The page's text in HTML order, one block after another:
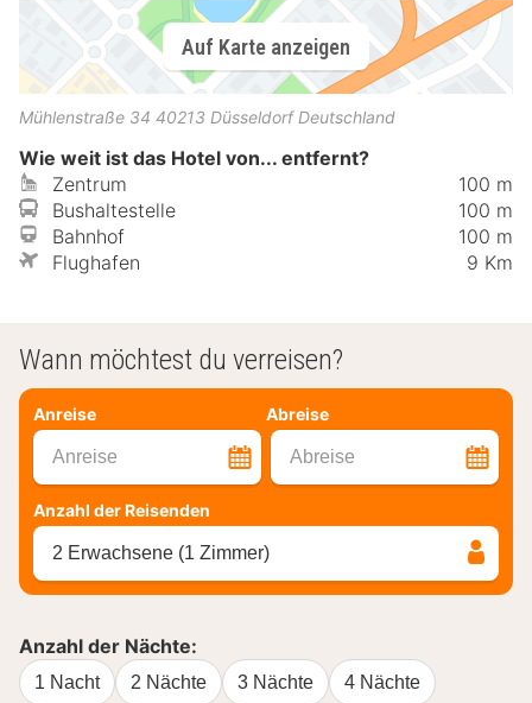
Auf Karte anzeigen
Mühlenstraße 34 40213 Düsseldorf Deutschland
Wie weit ist das Hotel von... entfernt?
Zentrum
100 m
Bushaltestelle
100 m
Bahnhof
100 m
Flughafen
9 Km
Wann möchtest du verreisen?
Anreise Abreise
Anreise Abreise
Anzahl der Reisenden
2 Erwachsene (1 Zimmer)
Anzahl der Nächte:
1 Nacht 2 Nächte 3 Nächte 4 Nächte